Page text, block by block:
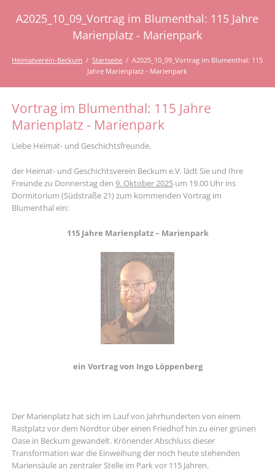
A2025_10_09_Vortrag im Blumenthal: 115 Jahre
Marienplatz - Marienpark
Heimatverein-Beckum Startseite
A2025_10_09_Vortrag im Blumenthal: 115
Jahre Marienplatz - Marienpark
Vortrag im Blumenthal: 115 Jahre
Marienplatz - Marienpark
Liebe Heimat- und Geschichtsfreunde,
der Heimat- und Geschichtsverein Beckum e.V. lädt Sie und Ihre
Freunde zu Donnerstag den 9. Oktober 2025um 19.00 Uhr ins
Dormitorium (Südstraße 21) zum kommenden Vortrag im
Blumenthal ein:
115 Jahre Marienplatz – Marienpark
ein Vortrag von Ingo Löppenberg
Der Marienplatz hat sich im Lauf von Jahrhunderten von einem
Rastplatz vor dem Nordtor über einen Friedhof hin zu einer grünen
Oase in Beckum gewandelt. Krönender Abschluss dieser
Transformation war die Einweihung der noch heute stehenden
Mariensäule an zentraler Stelle im Park vor 115 Jahren.